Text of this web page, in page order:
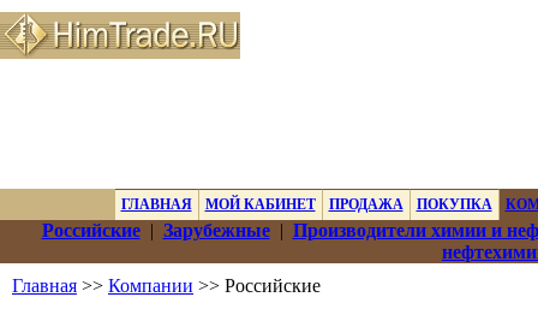
ГЛАВНАЯ МОЙ КАБИНЕТ ПРОДАЖА ПОКУПКА
Российские| Зарубежные| Производители химии и
Главная >> Компании >> Российские